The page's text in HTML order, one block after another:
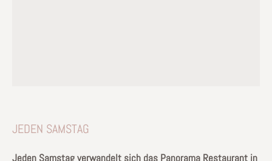
JEDEN SAMSTAG
Jeden Samstag verwandelt sich das Panorama Restaurant in